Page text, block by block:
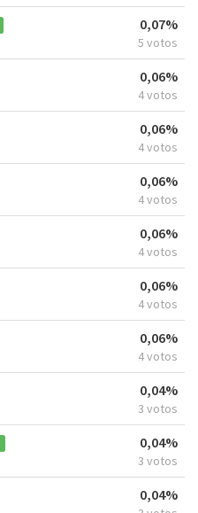
0,07%
5 votos
0,06%
4 votos
0,06%
4 votos
0,06%
4 votos
0,06%
4 votos
0,06%
4 votos
0,06%
4 votos
0,04%
3 votos
0,04%
3 votos
0,04%